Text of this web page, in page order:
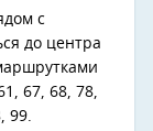
с
до центра
67, 68, 78,
99.